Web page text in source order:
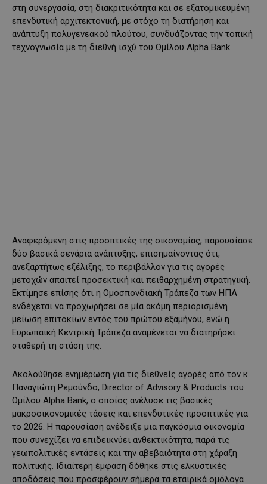
στη συνεργασία, στη διακριτικότητα και σε εξατομικευμένη
επενδυτική αρχιτεκτονική, με στόχο τη διατήρηση και
ανάπτυξη πολυγενεακού πλούτου, συνδυάζοντας την τοπική
τεχνογνωσία με τη διεθνή ισχύ του Ομίλου Alpha Bank.
Αναφερόμενη στις προοπτικές της οικονομίας, παρουσίασε
δύο βασικά σενάρια ανάπτυξης, επισημαίνοντας ότι,
ανεξαρτήτως εξέλιξης, το περιβάλλον για τις αγορές
μετοχών απαιτεί προσεκτική και πειθαρχημένη στρατηγική.
Εκτίμησε επίσης ότι η Ομοσπονδιακή Τράπεζα των ΗΠΑ
ενδέχεται να προχωρήσει σε μία ακόμη περιορισμένη
μείωση επιτοκίων εντός του πρώτου εξαμήνου, ενώ η
Ευρωπαϊκή Κεντρική Τράπεζα αναμένεται να διατηρήσει
σταθερή τη στάση της.
Ακολούθησε ενημέρωση για τις διεθνείς αγορές από τον κ.
Παναγιώτη Ρεμούνδο, Director of Advisory & Products του
Ομίλου Alpha Bank, ο οποίος ανέλυσε τις βασικές
μακροοικονομικές τάσεις και επενδυτικές προοπτικές για
το 2026. Η παρουσίαση ανέδειξε μια παγκόσμια οικονομία
που συνεχίζει να επιδεικνύει ανθεκτικότητα, παρά τις
γεωπολιτικές εντάσεις και την αβεβαιότητα στη χάραξη
πολιτικής. Ιδιαίτερη έμφαση δόθηκε στις ελκυστικές
αποδόσεις που προσφέρουν σήμερα τα εταιρικά ομόλογα